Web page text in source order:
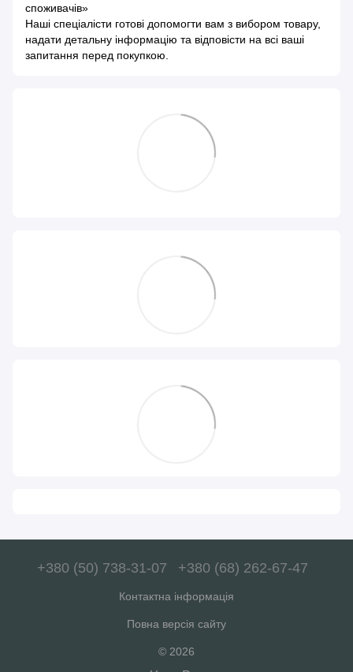
споживачів»
Наші спеціалісти готові допомогти вам з вибором товару,
надати детальну інформацію та відповісти на всі ваші
запитання перед покупкою.
+380 (50) 738-31-07 +380 (68) 262-67-47
Контактна інформація
Повна версія сайту
© 2026